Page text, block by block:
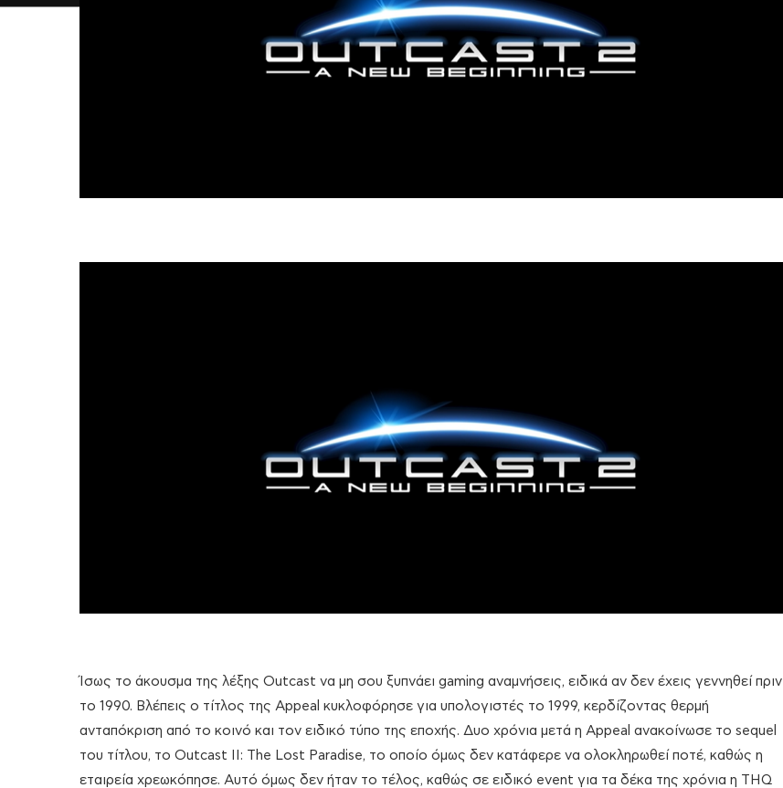
Ίσως το άκουσμα της λέξης Outcast να μη σου ξυπνάει gaming αναμνήσεις, ειδικά αν δεν έχεις γεννηθεί πριν
το 1990. Βλέπεις ο τίτλος της Appeal κυκλοφόρησε για υπολογιστές το 1999, κερδίζοντας θερμή
ανταπόκριση από το κοινό και τον ειδικό τύπο της εποχής. Δυο χρόνια μετά η Appeal ανακοίνωσε το sequel
του τίτλου, το Outcast II: Τhe Lost Paradise, το οποίο όμως δεν κατάφερε να ολοκληρωθεί ποτέ, καθώς η
εταιρεία χρεωκόπησε. Αυτό όμως δεν ήταν το τέλος, καθώς σε ειδικό event για τα δέκα της χρόνια η THQ